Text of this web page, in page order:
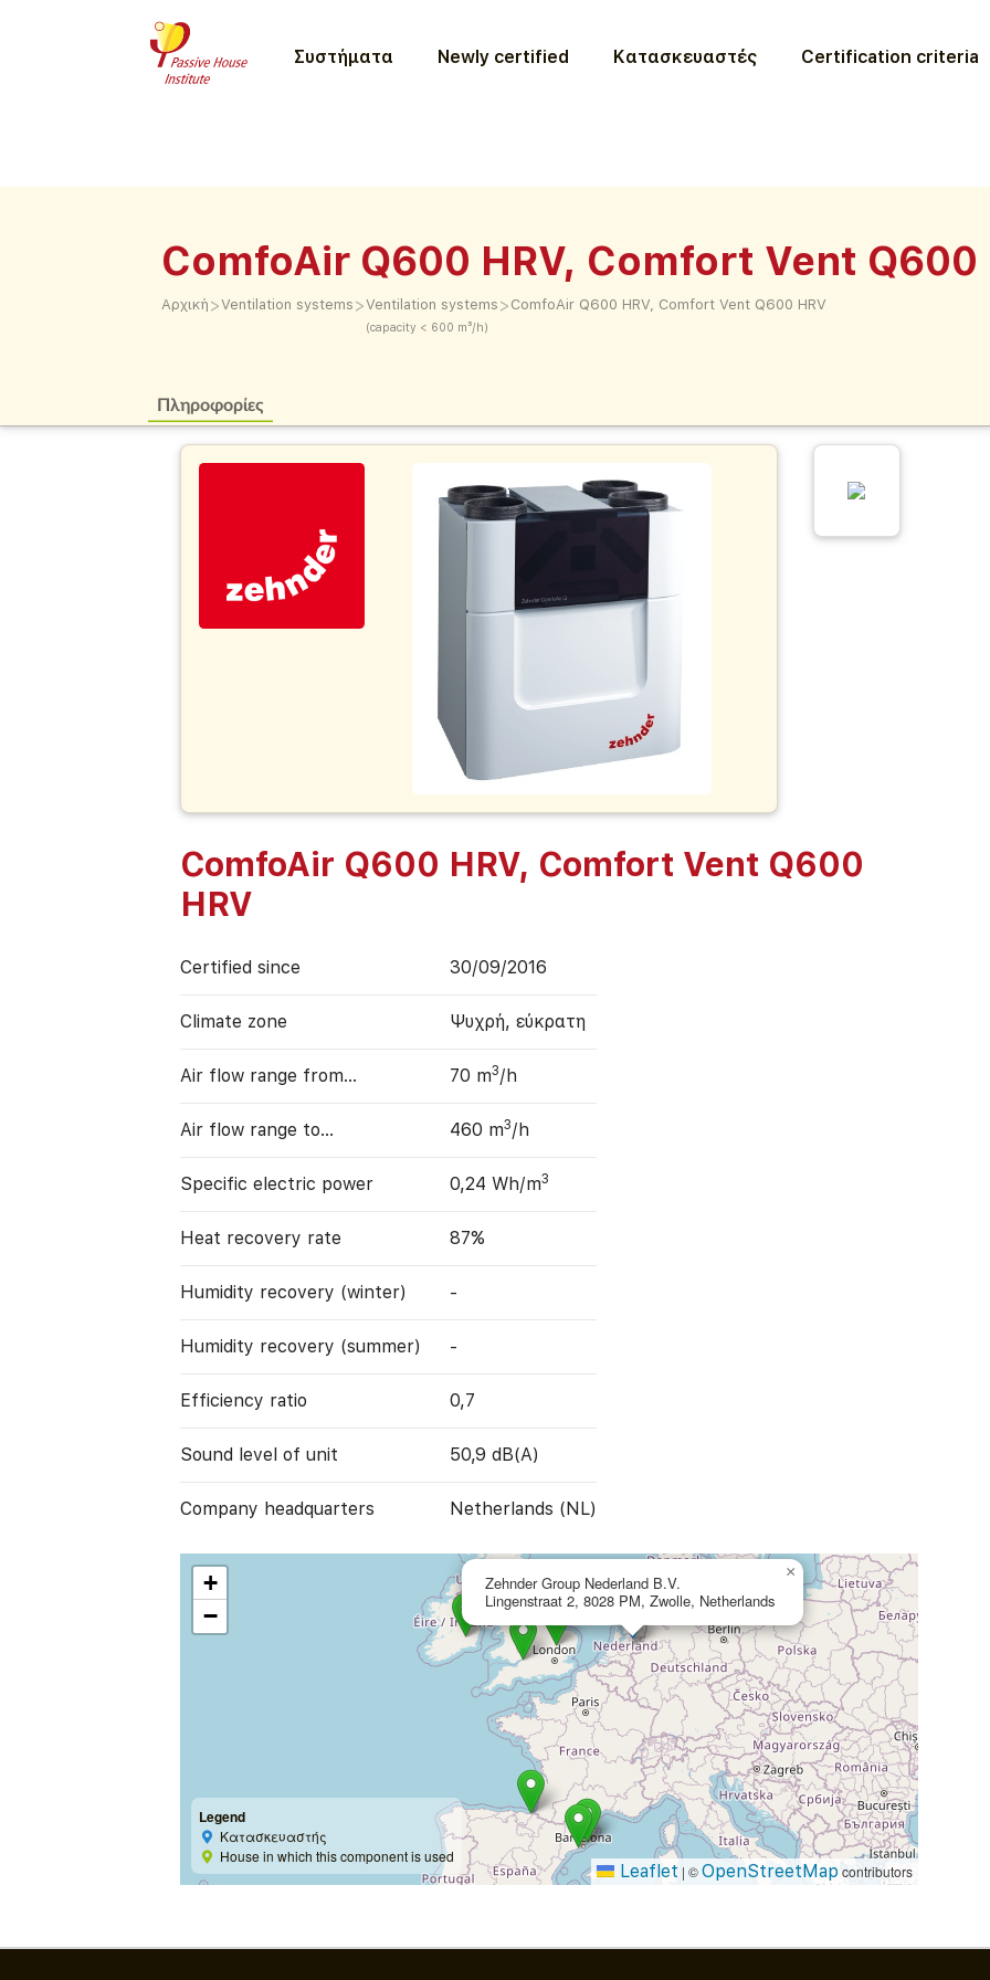
Συστήματα Newly certified Κατασκευαστές Certification criteria
ComfoAir Q600 HRV, Comfort Vent Q600
Αρχική >Ventilation systems >Ventilation systems
(capacity < 600 m³/h)
> ComfoAir Q600 HRV, Comfort Vent Q600 HRV
Πληροφορίες
ComfoAir Q600 HRV, Comfort Vent Q600
HRV
Certified since 30/09/2016
Climate zone Ψυχρή, εύκρατη
Air flow range from… 70 m3/h
Air flow range to… 460 m3/h
Specific electric power 0,24 Wh/m3
Heat recovery rate 87%
Humidity recovery (winter) -
Humidity recovery (summer) -
Efficiency ratio 0,7
Sound level of unit 50,9 dB(A)
Company headquarters Netherlands (NL)
Zehnder Group Nederland B.V.
Lingenstraat 2, 8028 PM, Zwolle, Netherlands
×
+
−
Legend
Κατασκευαστής
House in which this component is used
Leaflet | ©OpenStreetMap contributors